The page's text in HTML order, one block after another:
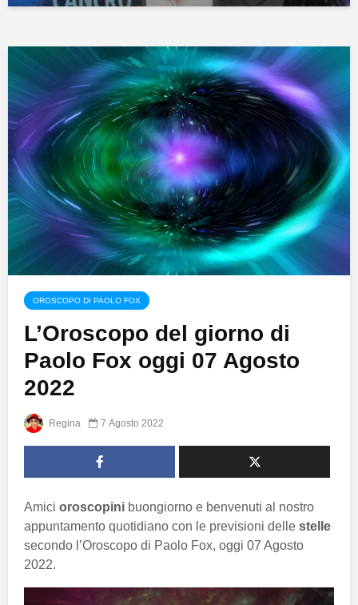
OROSCOPO DI PAOLO FOX
L’Oroscopo del giorno di
Paolo Fox oggi 07 Agosto
2022
Regina 7 Agosto 2022
Amici oroscopini buongiorno e benvenuti al nostro
appuntamento quotidiano con le previsioni delle stelle
secondo l’Oroscopo di Paolo Fox, oggi 07 Agosto
2022.